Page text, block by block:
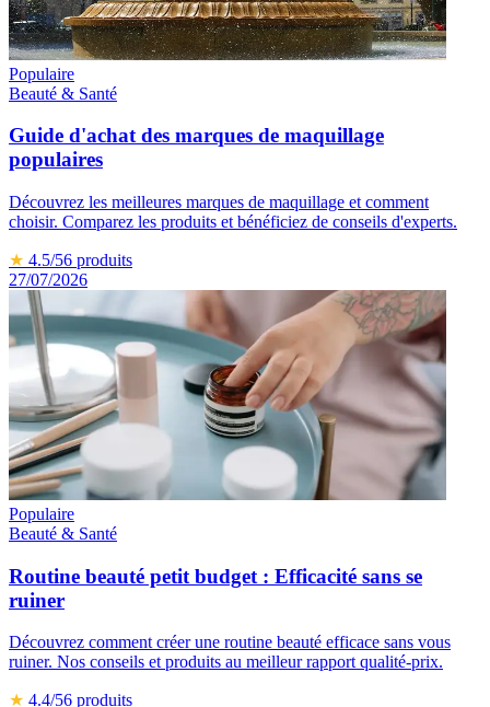
Populaire
Beauté & Santé
Guide d'achat des marques de maquillage
populaires
Découvrez les meilleures marques de maquillage et comment
choisir. Comparez les produits et bénéficiez de conseils d'experts.
★ 4.5/56 produits
27/07/2026
Populaire
Beauté & Santé
Routine beauté petit budget : Efficacité sans se
ruiner
Découvrez comment créer une routine beauté efficace sans vous
ruiner. Nos conseils et produits au meilleur rapport qualité-prix.
★ 4.4/56 produits